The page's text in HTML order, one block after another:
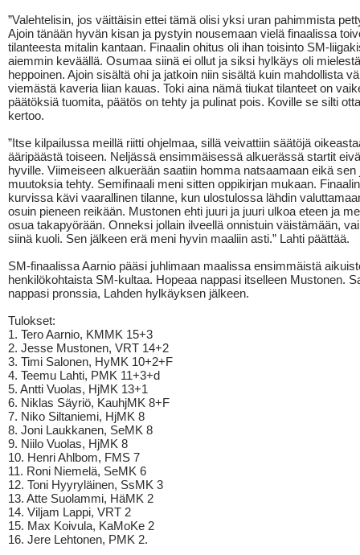
”Valehtelisin, jos väittäisin ettei tämä olisi yksi uran pahimmista
Ajoin tänään hyvän kisan ja pystyin nousemaan vielä finaalissa
tilanteesta mitalin kantaan. Finaalin ohitus oli ihan toisinto SM-
aiemmin keväällä. Osumaa siinä ei ollut ja siksi hylkäys oli
heppoinen. Ajoin sisältä ohi ja jatkoin niin sisältä kuin mahdollista
viemästä kaveria liian kauas. Toki aina nämä tiukat tilanteet on
päätöksiä tuomita, päätös on tehty ja pulinat pois. Koville se silti
kertoo.
”Itse kilpailussa meillä riitti ohjelmaa, sillä veivattiin säätöjä
ääripäästä toiseen. Neljässä ensimmäisessä alkuerässä startit
hyville. Viimeiseen alkuerään saatiin homma natsaamaan eikä sen
muutoksia tehty. Semifinaali meni sitten oppikirjan mukaan.
kurvissa kävi vaarallinen tilanne, kun ulostulossa lähdin
osuin pieneen reikään. Mustonen ehti juuri ja juuri ulkoa eteen ja
osua takapyörään. Onneksi jollain ilveellä onnistuin väistämään,
siinä kuoli. Sen jälkeen erä meni hyvin maaliin asti.” Lahti päättää.
SM-finaalissa Aarnio pääsi juhlimaan maalissa ensimmäistä
henkilökohtaista SM-kultaa. Hopeaa nappasi itselleen Mustonen.
nappasi pronssia, Lahden hylkäyksen jälkeen.
Tulokset:
1. Tero Aarnio, KMMK 15+3
2. Jesse Mustonen, VRT 14+2
3. Timi Salonen, HyMK 10+2+F
4. Teemu Lahti, PMK 11+3+d
5. Antti Vuolas, HjMK 13+1
6. Niklas Säyriö, KauhjMK 8+F
7. Niko Siltaniemi, HjMK 8
8. Joni Laukkanen, SeMK 8
9. Niilo Vuolas, HjMK 8
10. Henri Ahlbom, FMS 7
11. Roni Niemelä, SeMK 6
12. Toni Hyyryläinen, SsMK 3
13. Atte Suolammi, HäMK 2
14. Viljam Lappi, VRT 2
15. Max Koivula, KaMoKe 2
16. Jere Lehtonen, PMK 2.